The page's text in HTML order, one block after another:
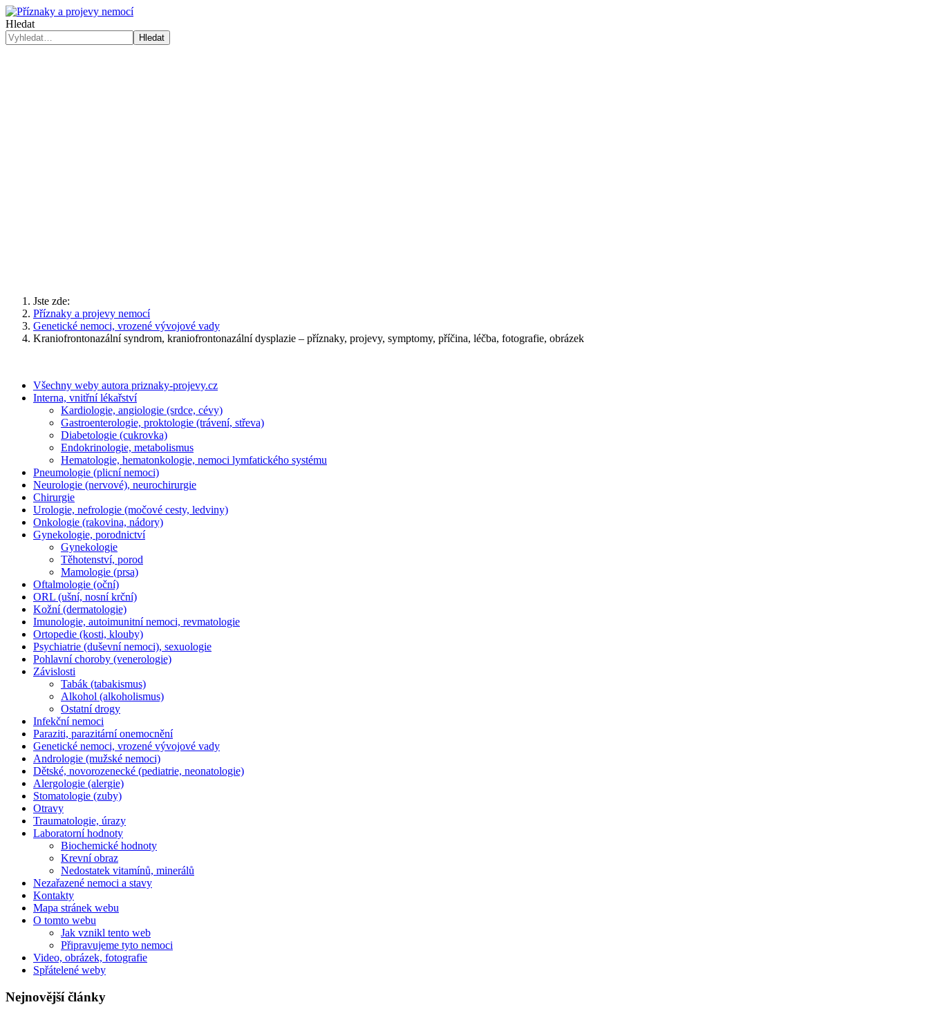
Hledat
Hledat
Jste zde:
Příznaky a projevy nemocí
Genetické nemoci, vrozené vývojové vady
Kraniofrontonazální syndrom, kraniofrontonazální dysplazie – příznaky, projevy, symptomy, příčina, léčba, fotografie, obrázek
Všechny weby autora priznaky-projevy.cz
Interna, vnitřní lékařství
Kardiologie, angiologie (srdce, cévy)
Gastroenterologie, proktologie (trávení, střeva)
Diabetologie (cukrovka)
Endokrinologie, metabolismus
Hematologie, hematonkologie, nemoci lymfatického systému
Pneumologie (plicní nemoci)
Neurologie (nervové), neurochirurgie
Chirurgie
Urologie, nefrologie (močové cesty, ledviny)
Onkologie (rakovina, nádory)
Gynekologie, porodnictví
Gynekologie
Těhotenství, porod
Mamologie (prsa)
Oftalmologie (oční)
ORL (ušní, nosní krční)
Kožní (dermatologie)
Imunologie, autoimunitní nemoci, revmatologie
Ortopedie (kosti, klouby)
Psychiatrie (duševní nemoci), sexuologie
Pohlavní choroby (venerologie)
Závislosti
Tabák (tabakismus)
Alkohol (alkoholismus)
Ostatní drogy
Infekční nemoci
Paraziti, parazitární onemocnění
Genetické nemoci, vrozené vývojové vady
Andrologie (mužské nemoci)
Dětské, novorozenecké (pediatrie, neonatologie)
Alergologie (alergie)
Stomatologie (zuby)
Otravy
Traumatologie, úrazy
Laboratorní hodnoty
Biochemické hodnoty
Krevní obraz
Nedostatek vitamínů, minerálů
Nezařazené nemoci a stavy
Kontakty
Mapa stránek webu
O tomto webu
Jak vznikl tento web
Připravujeme tyto nemoci
Video, obrázek, fotografie
Spřátelené weby
Nejnovější články